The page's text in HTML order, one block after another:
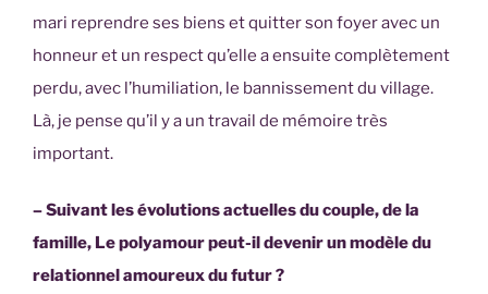
mari reprendre ses biens et quitter son foyer avec un
honneur et un respect qu’elle a ensuite complètement
perdu, avec l’humiliation, le bannissement du village.
Là, je pense qu’il y a un travail de mémoire très
important.
– Suivant les évolutions actuelles du couple, de la
famille, Le polyamour peut-il devenir un modèle du
relationnel amoureux du futur ?